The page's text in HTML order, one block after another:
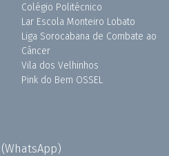
Colégio Politécnico
Lar Escola Monteiro Lobato
Liga Sorocabana de Combate ao
Câncer
Vila dos Velhinhos
Pink do Bem OSSEL
(WhatsApp)